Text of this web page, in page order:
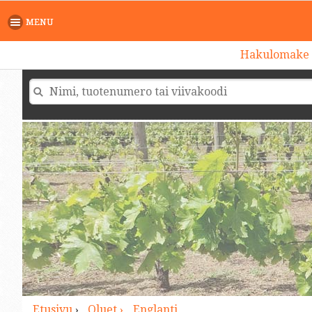
MENU
Hakulomake